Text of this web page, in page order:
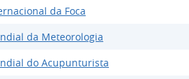
da Foca
da Meteorologia
do Acupunturista